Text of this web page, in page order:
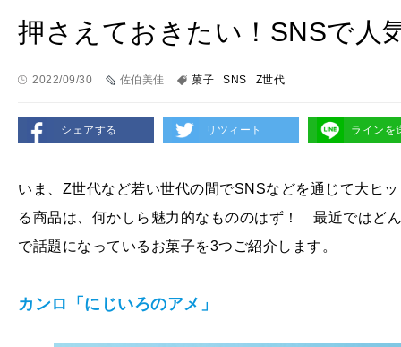
押さえておきたい！SNSで人
2022/09/30 佐伯美佳 菓子 SNS Z世代
シェアする リツィート ラインを
いま、Z世代など若い世代の間でSNSなどを通じて大ヒ
る商品は、何かしら魅力的なもののはず！ 最近ではど
で話題になっているお菓子を3つご紹介します。
カンロ「にじいろのアメ」